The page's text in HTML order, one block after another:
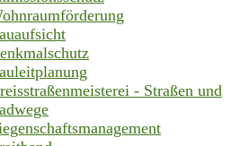
- Straßen und